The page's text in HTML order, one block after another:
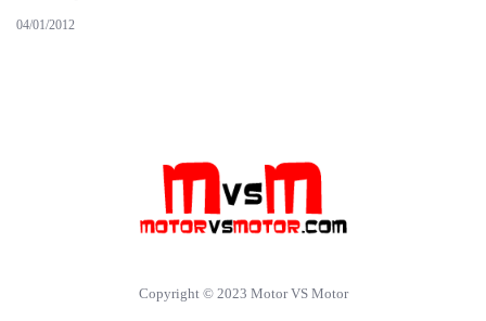
04/01/2012
Copyright © 2023 Motor VS Motor